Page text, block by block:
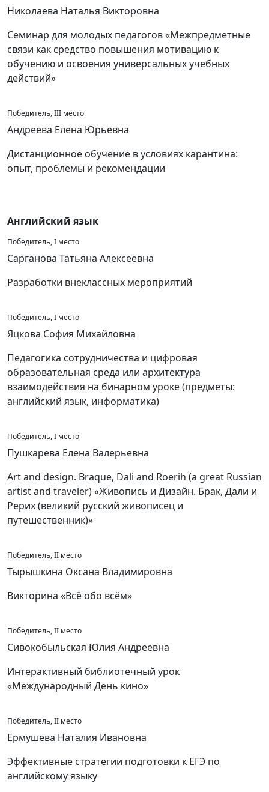
Николаева Наталья Викторовна
Семинар для молодых педагогов «Межпредметные
связи как средство повышения мотивацию к
обучению и освоения универсальных учебных
действий»
Победитель, III место
Андреева Елена Юрьевна
Дистанционное обучение в условиях карантина:
опыт, проблемы и рекомендации
Английский язык
Победитель, I место
Сарганова Татьяна Алексеевна
Разработки внеклассных мероприятий
Победитель, I место
Яцкова София Михайловна
Педагогика сотрудничества и цифровая
образовательная среда или архитектура
взаимодействия на бинарном уроке (предметы:
английский язык, информатика)
Победитель, I место
Пушкарева Елена Валерьевна
Art and design. Braque, Dali and Roerih (a great Russian
artist and traveler) «Живопись и Дизайн. Брак, Дали и
Рерих (великий русский живописец и
путешественник)»
Победитель, II место
Тырышкина Оксана Владимировна
Викторина «Всё обо всём»
Победитель, II место
Сивокобыльская Юлия Андреевна
Интерактивный библиотечный урок
«Международный День кино»
Победитель, II место
Ермушева Наталия Ивановна
Эффективные стратегии подготовки к ЕГЭ по
английскому языку